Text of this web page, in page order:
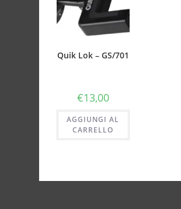
Quik Lok – GS/701
€13,00
AGGIUNGI AL
CARRELLO